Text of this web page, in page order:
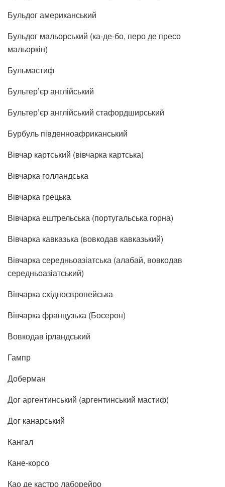
Бульдог американський
Бульдог мальорський (ка-де-бо, перо де пресо
мальоркін)
Бульмастиф
Бультер’єр англійський
Бультер’єр англійський стафордширський
Бурбуль південноафриканський
Вівчар картський (вівчарка картська)
Вівчарка голландська
Вівчарка грецька
Вівчарка ештрельська (португальська горна)
Вівчарка кавказька (вовкодав кавказький)
Вівчарка середньоазіатська (алабай, вовкодав
середньоазіатський)
Вівчарка східноєвропейська
Вівчарка французька (Босерон)
Вовкодав ірландський
Гампр
Доберман
Дог аргентинський (аргентинський мастиф)
Дог канарський
Кангал
Кане-корсо
Као де кастро лаборейро